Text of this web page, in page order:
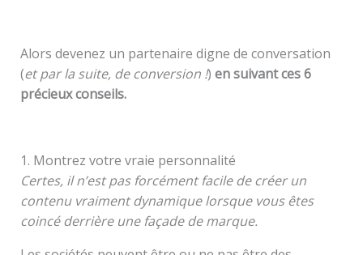
Alors devenez un partenaire digne de conversation
(et par la suite, de conversion !) en suivant ces 6
précieux conseils.
1. Montrez votre vraie personnalité
Certes, il n’est pas forcément facile de créer un
contenu vraiment dynamique lorsque vous êtes
coincé derrière une façade de marque.